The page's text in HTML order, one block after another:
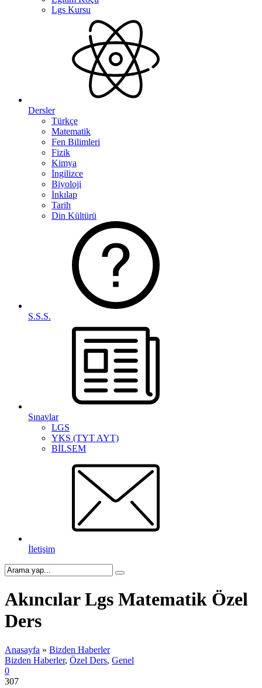
Lgs Kursu
Dersler
Türkçe
Matematik
Fen Bilimleri
Fizik
Kimya
İngilizce
Biyoloji
İnkılap
Tarih
Din Kültürü
S.S.S.
Sınavlar
LGS
YKS (TYT AYT)
BİLSEM
İletişim
Akıncılar Lgs Matematik Özel
Ders
Anasayfa » Bizden Haberler
Bizden Haberler, Özel Ders, Genel
0
307